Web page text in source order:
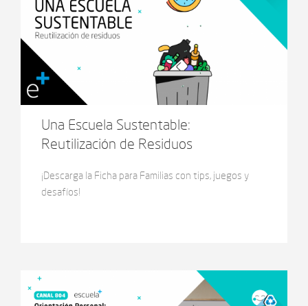
Una Escuela Sustentable:
Reutilización de Residuos
¡Descarga la Ficha para Familias con tips, juegos y
desafíos!